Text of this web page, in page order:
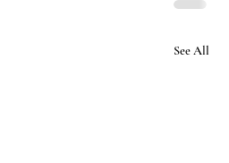
See All